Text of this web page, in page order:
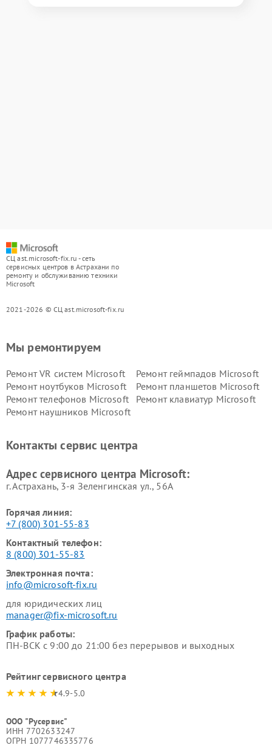
СЦ ast.microsoft-fix.ru - сеть
сервисных центров в Астрахани по
ремонту и обслуживанию техники
Microsoft
2021-2026 © СЦ ast.microsoft-fix.ru
Мы ремонтируем
Ремонт VR систем Microsoft
Ремонт геймпадов Microsoft
Ремонт ноутбуков Microsoft
Ремонт планшетов Microsoft
Ремонт телефонов Microsoft
Ремонт клавиатур Microsoft
Ремонт наушников Microsoft
Контакты сервис центра
Адрес сервисного центра Microsoft:
г. Астрахань, 3-я Зеленгинская ул., 56А
Горячая линия:
+7 (800) 301-55-83
Контактный телефон:
8 (800) 301-55-83
Электронная почта:
info@microsoft-fix.ru
для юридических лиц
manager@fix-microsoft.ru
График работы:
ПН-ВСК с 9:00 до 21:00 без перерывов и выходных
Рейтинг сервисного центра
4.9-5.0
ООО "Русервис"
ИНН 7702633247
ОГРН 1077746335776